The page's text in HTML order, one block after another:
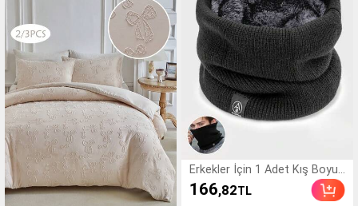
Erkekler İçin 1 Adet Kış Boyun
Isıtıcısı, Termal Astarlı Kalın A
tkı Balaclava Yüz Maskesi Ör
166,82TL